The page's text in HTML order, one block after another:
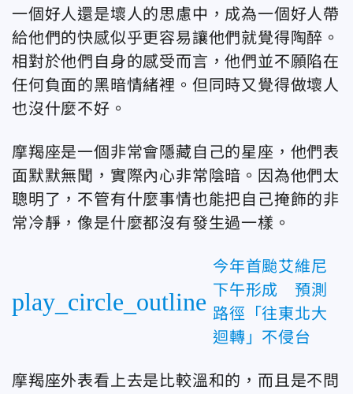
一個好人還是壞人的思慮中，成為一個好人帶
給他們的快感似乎更容易讓他們就覺得陶醉。
相對於他們自身的感受而言，他們並不願陷在
任何負面的黑暗情緒裡。但同時又覺得做壞人
也沒什麼不好。
摩羯座是一個非常會隱藏自己的星座，他們表
面默默無聞，實際內心非常陰暗。因為他們太
聰明了，不管有什麼事情也能把自己掩飾的非
常冷靜，像是什麼都沒有發生過一樣。
play_circle_outline
今年首颱艾維尼
下午形成 預測
路徑「往東北大
迴轉」不侵台
摩羯座外表看上去是比較溫和的，而且是不問